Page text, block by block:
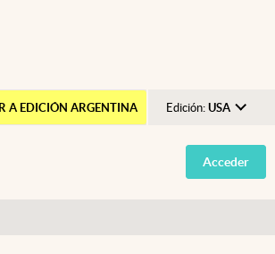
A EDICIÓN ARGENTINA Edición: USA
Argentina
España
Acceder